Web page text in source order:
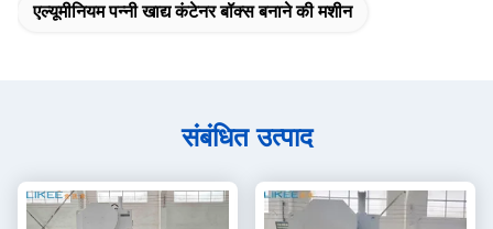
एल्यूमीनियम पन्नी खाद्य कंटेनर बॉक्स बनाने की मशीन
संबंधित उत्पाद